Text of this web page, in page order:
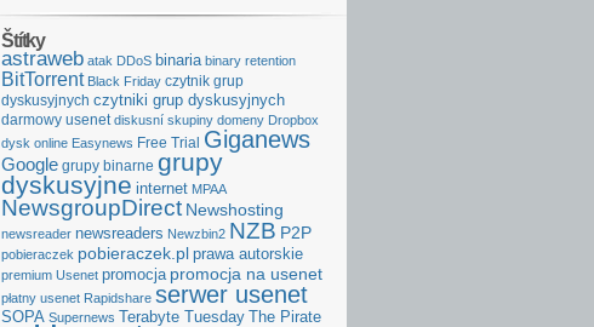
Štítky
astraweb atak DDoS binaria binary retention
BitTorrent Black Friday czytnik grup
dyskusyjnych czytniki grup dyskusyjnych
darmowy usenet diskusní skupiny domeny Dropbox
dysk online Easynews Free Trial Giganews
Google grupy binarne grupy
dyskusyjne internet MPAA
NewsgroupDirect Newshosting
newsreader newsreaders Newzbin2 NZB P2P
pobieraczek pobieraczek.pl prawa autorskie
premium Usenet promocja promocja na usenet
płatny usenet Rapidshare serwer usenet
SOPA Supernews Terabyte Tuesday The Pirate